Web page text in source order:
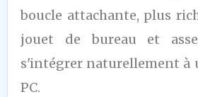
boucle attachante, plus
jouet de bureau et
s'intégrer naturellement à
PC.